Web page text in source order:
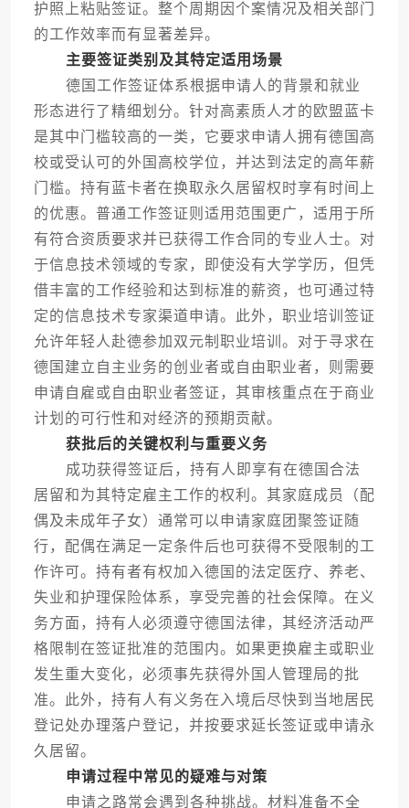
护照上粘贴签证。整个周期因个案情况及相关部门
的工作效率而有显著差异。
主要签证类别及其特定适用场景
德国工作签证体系根据申请人的背景和就业
形态进行了精细划分。针对高素质人才的欧盟蓝卡
是其中门槛较高的一类，它要求申请人拥有德国高
校或受认可的外国高校学位，并达到法定的高年薪
门槛。持有蓝卡者在换取永久居留权时享有时间上
的优惠。普通工作签证则适用范围更广，适用于所
有符合资质要求并已获得工作合同的专业人士。对
于信息技术领域的专家，即使没有大学学历，但凭
借丰富的工作经验和达到标准的薪资，也可通过特
定的信息技术专家渠道申请。此外，职业培训签证
允许年轻人赴德参加双元制职业培训。对于寻求在
德国建立自主业务的创业者或自由职业者，则需要
申请自雇或自由职业者签证，其审核重点在于商业
计划的可行性和对经济的预期贡献。
获批后的关键权利与重要义务
成功获得签证后，持有人即享有在德国合法
居留和为其特定雇主工作的权利。其家庭成员（配
偶及未成年子女）通常可以申请家庭团聚签证随
行，配偶在满足一定条件后也可获得不受限制的工
作许可。持有者有权加入德国的法定医疗、养老、
失业和护理保险体系，享受完善的社会保障。在义
务方面，持有人必须遵守德国法律，其经济活动严
格限制在签证批准的范围内。如果更换雇主或职业
发生重大变化，必须事先获得外国人管理局的批
准。此外，持有人有义务在入境后尽快到当地居民
登记处办理落户登记，并按要求延长签证或申请永
久居留。
申请过程中常见的疑难与对策
申请之路常会遇到各种挑战。材料准备不全